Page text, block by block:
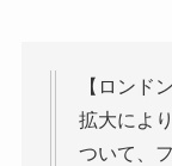
【ロンド
拡大によ
ついて、